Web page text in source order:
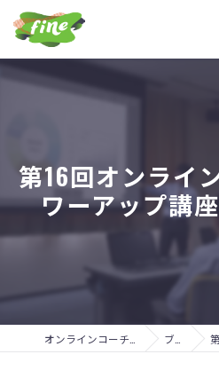
第16回オンライ
ワーアップ講
ブログ 第